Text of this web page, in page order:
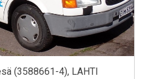
(3588661-4), LAHTI